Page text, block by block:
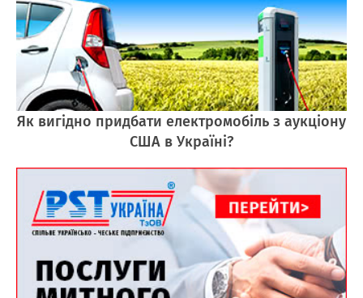
Як вигідно придбати електромобіль з аукціону
США в Україні?